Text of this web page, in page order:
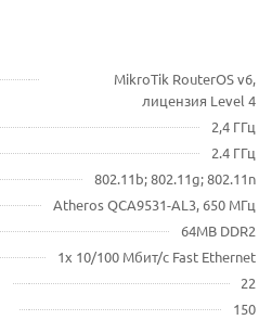
MikroTik RouterOS v6,
лицензия Level 4
2,4 ГГц
2.4 ГГц
802.11b; 802.11g; 802.11n
Atheros QCA9531-AL3, 650 МГц
64MB DDR2
1х 10/100 Мбит/с Fast Ethernet
22
150